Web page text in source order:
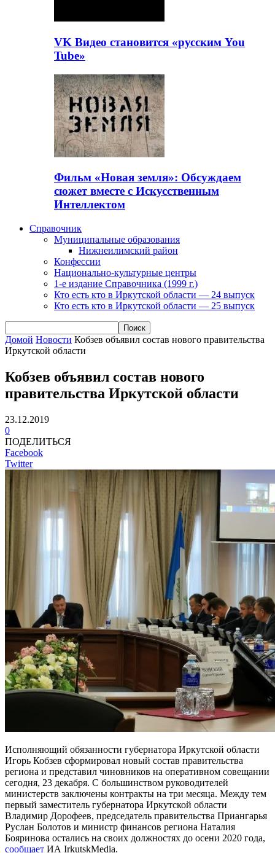
VK Видео становится «русским You
Tube»
Фильм «Новая земля»: Обсуждаем
сюжет вместе с Искусственным
Интеллектом
Справочник
Муниципальные образования
Нижнеилимский район
Конфессии
Национально-культурные центры
1-е издание Справочника (1999 г.)
Кто есть кто в Иркутской области — 24 выпуск
Кто есть кто в Иркутской области — 25 выпуск
Домой Новости Кобзев объявил состав нового правительства
Иркутской области
Кобзев объявил состав нового
правительства Иркутской области
23.12.2019
0
ПОДЕЛИТЬСЯ
Facebook
Twitter
Исполняющий обязанности губернатора Иркутской области
Игорь Кобзев сформировал новый состав правительства
региона и представил чиновников на оперативном совещании
сегодня, 23 декабря. С большинством руководителей
министерств заключены контракты на три месяца. Между тем
первый заместитель губернатора Иркутской области
Владимир Дорофеев, председатель правительства Приангарья
Руслан Болотов и министр финансов региона Наталия
Бояринова остались на своих должностях до осени 2020 года,
сообщает ИА IrkutskMedia.